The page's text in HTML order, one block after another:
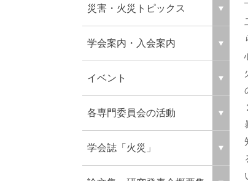
災害・火災トピックス
学会案内・入会案内
イベント
各専門委員会の活動
学会誌「火災」